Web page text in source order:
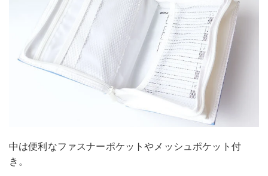
中は便利なファスナーポケットやメッシュポケット付
き。